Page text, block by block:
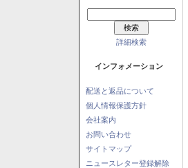
詳細検索
インフォメーション
配送と返品について
個人情報保護方針
会社案内
お問い合わせ
サイトマップ
ニュースレター登録解除